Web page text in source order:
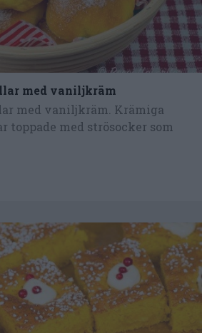
med vaniljkräm
med vaniljkräm. Krämiga
toppade med strösocker som